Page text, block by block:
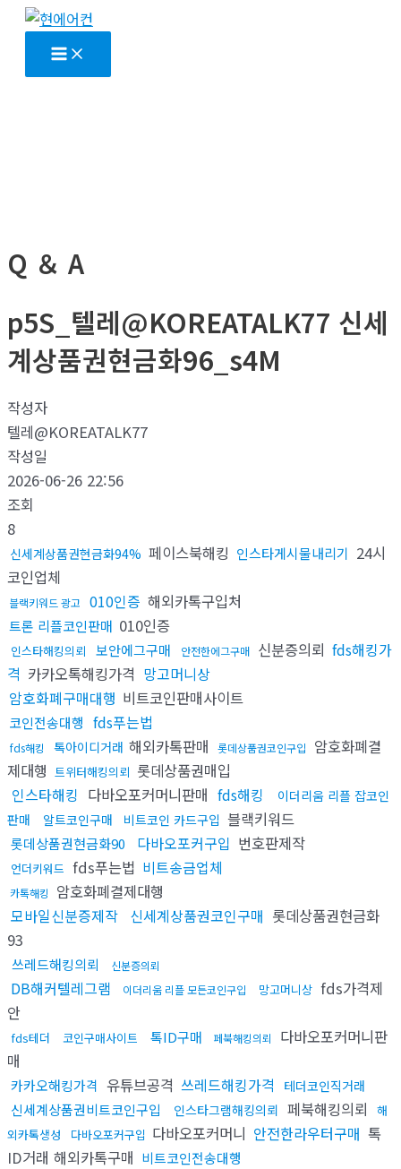
Main
Menu
Q ＆ A
p5S_텔레@KOREATALK77 신세
계상품권현금화96_s4M
작성자
텔레@KOREATALK77
작성일
2026-06-26 22:56
조회
8
신세계상품권현금화94% 페이스북해킹 인스타게시물내리기 24시
코인업체
블랙키워드 광고 010인증 해외카톡구입처
트론 리플코인판매 010인증
인스타해킹의뢰 보안에그구매 안전한에그구매 신분증의뢰 fds해킹가
격 카카오톡해킹가격 망고머니상
암호화폐구매대행 비트코인판매사이트
코인전송대행 fds푸는법
fds해킹 톡아이디거래 해외카톡판매 롯데상품권코인구입
암호화폐결
제대행
트위터해킹의뢰 롯데상품권매입
인스타해킹 다바오포커머니판매 fds해킹
이더리움 리플 잡코인
판매
알트코인구매 비트코인 카드구입 블랙키워드
롯데상품권현금화90 다바오포커구입 번호판제작
언더키워드 fds푸는법 비트송금업체
카톡해킹
암호화폐결제대행
모바일신분증제작 신세계상품권코인구매 롯데상품권현금화
93
쓰레드해킹의뢰 신분증의뢰
DB해커텔레그램 이더리움 리플 모든코인구입 망고머니상 fds가격제
안
fds테더 코인구매사이트 톡ID구매 페북해킹의뢰
다바오포커머니판
매
카카오해킹가격 유튜브공격 쓰레드해킹가격 테더코인직거래
신세계상품권비트코인구입 인스타그램해킹의뢰 페북해킹의뢰
해
외카톡생성
다바오포커구입 다바오포커머니 안전한라우터구매 톡
ID거래 해외카톡구매 비트코인전송대행